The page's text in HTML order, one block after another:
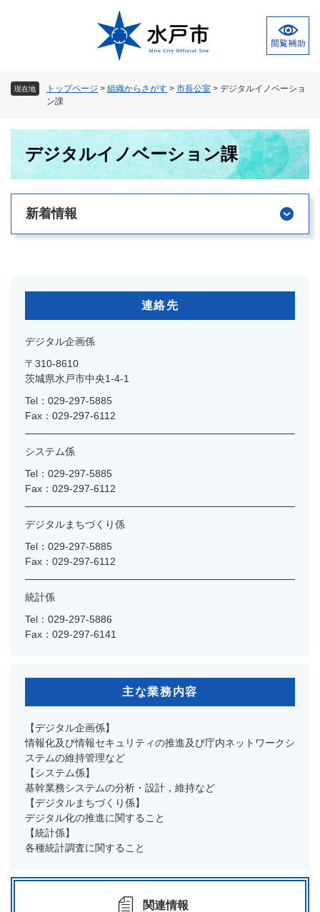
現在地 トップページ > 組織からさがす > 市長公室 > デジタルイノベーショ
ン課
デジタルイノベーション課
新着情報
連絡先
デジタル企画係
〒310-8610
茨城県水戸市中央1-4-1
Tel：029-297-5885
Fax：029-297-6112
システム係
Tel：029-297-5885
Fax：029-297-6112
デジタルまちづくり係
Tel：029-297-5885
Fax：029-297-6112
統計係
Tel：029-297-5886
Fax：029-297-6141
主な業務内容
【デジタル企画係】
情報化及び情報セキュリティの推進及び庁内ネットワークシ
ステムの維持管理など
【システム係】
基幹業務システムの分析・設計，維持など
【デジタルまちづくり係】
デジタル化の推進に関すること
【統計係】
各種統計調査に関すること
関連情報